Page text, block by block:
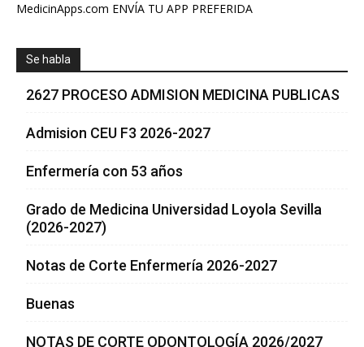
MedicinApps.com ENVÍA TU APP PREFERIDA
Se habla
2627 PROCESO ADMISION MEDICINA PUBLICAS
Admision CEU F3 2026-2027
Enfermería con 53 años
Grado de Medicina Universidad Loyola Sevilla
(2026-2027)
Notas de Corte Enfermería 2026-2027
Buenas
NOTAS DE CORTE ODONTOLOGÍA 2026/2027